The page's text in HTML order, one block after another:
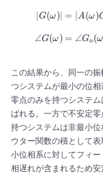
∣G(ω)∣
∠G(ω)
= ∣A(ω)
= ∠Go(ω
この結果から、同一の
つシステムが最小の位
零点のみを持つシステム
ばれる。一方で不安定
持つシステムは非最小
ウター関数の積として
小位相系に対してフィ
相遅れが含まれるため安